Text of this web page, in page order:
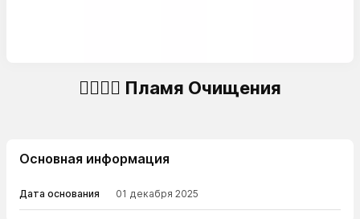
🐦‍🔥🌋🔥 Пламя Очищения
Основная информация
Дата основания 01 декабря 2025